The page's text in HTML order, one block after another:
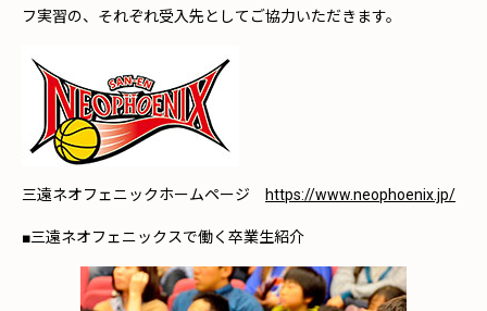
フ実習の、それぞれ受入先としてご協力いただきます。
三遠ネオフェニックホームページ https://www.neophoenix.jp/
■三遠ネオフェニックスで働く卒業生紹介